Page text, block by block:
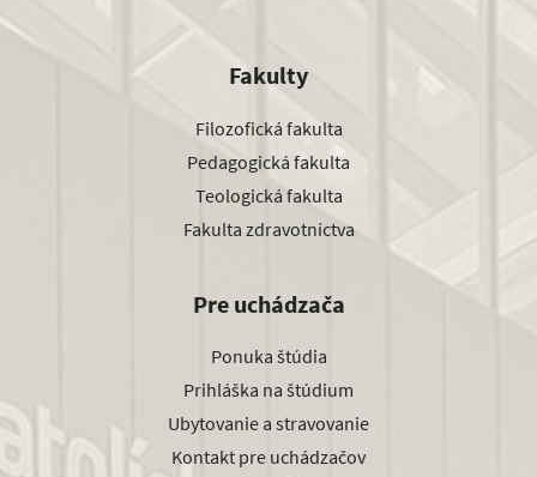
Fakulty
Filozofická fakulta
Pedagogická fakulta
Teologická fakulta
Fakulta zdravotníctva
Pre uchádzača
Ponuka štúdia
Prihláška na štúdium
Ubytovanie a stravovanie
Kontakt pre uchádzačov